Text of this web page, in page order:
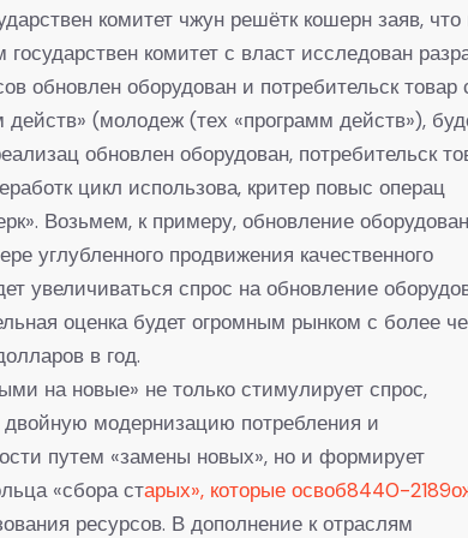
комитет чжун решётк кошерн заяв, что
государствен комитет с власт исследован
обновлен оборудован и потребительск товар
действ» (молодеж (тех «программ действ»),
обновлен оборудован, потребительск
цикл использова, критер повыс операц
Возьмем, к примеру, обновление
углубленного продвижения качественного
увеличиваться спрос на обновление
оценка будет огромным рынком с более
в год.
на новые» не только стимулирует спрос,
двойную модернизацию потребления и
путем «замены новых», но и формирует
«сбора старых», которые освоб8440-
ресурсов. В дополнение к отраслям